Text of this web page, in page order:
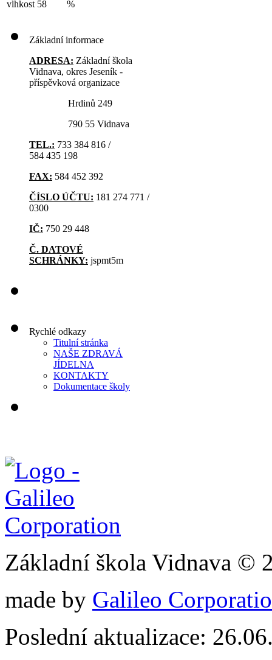
vlhkost 58 %
Základní informace
ADRESA: Základní škola
Vidnava, okres Jeseník -
příspěvková organizace
Hrdinů 249
790 55 Vidnava
TEL.: 733 384 816 /
584 435 198
FAX: 584 452 392
ČÍSLO ÚČTU: 181 274 771 /
0300
IČ: 750 29 448
Č. DATOVÉ
SCHRÁNKY: jspmt5m
Rychlé odkazy
Titulní stránka
NAŠE ZDRAVÁ
JÍDELNA
KONTAKTY
Dokumentace školy
Základní škola Vidnava ©
made by Galileo
Poslední aktualizace: